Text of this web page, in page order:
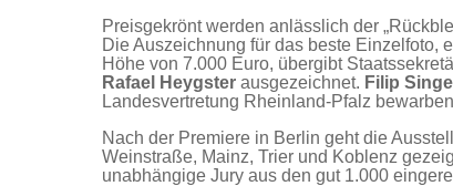
Preisgekrönt werden anlässlich der
Die Auszeichnung für das beste Einzelfoto,
Höhe von 7.000 Euro, übergibt
Rafael Heygster ausgezeichnet. Filip
Landesvertretung Rheinland-Pfalz
Nach der Premiere in Berlin geht die
Weinstraße, Mainz, Trier und Koblenz
unabhängige Jury aus den gut 1.000